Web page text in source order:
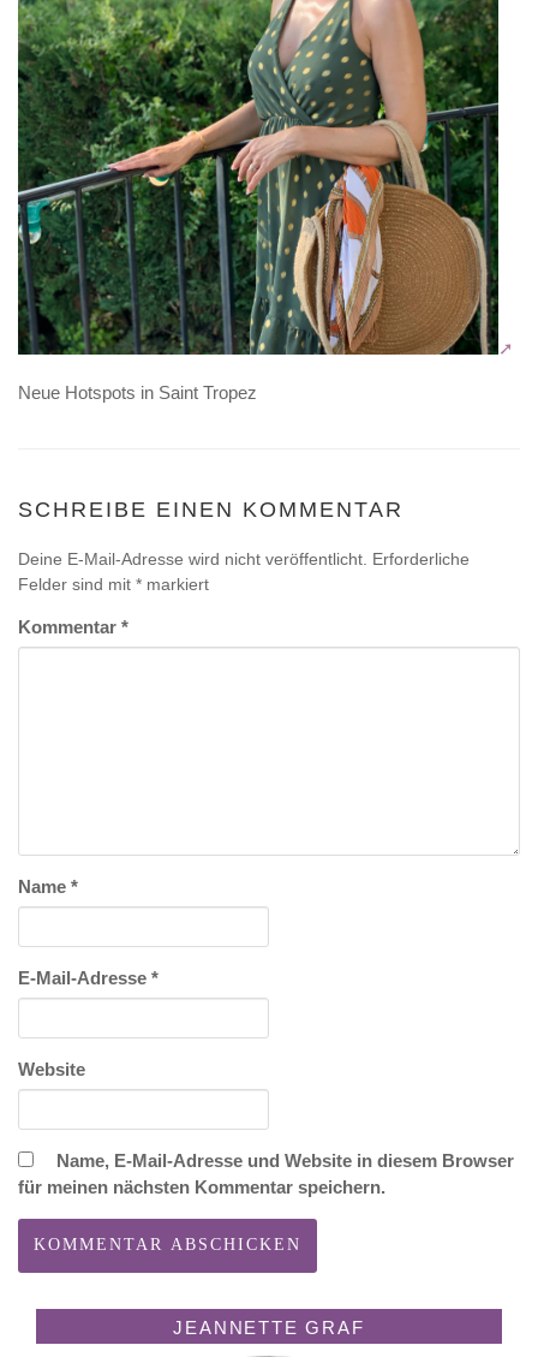
Neue Hotspots in Saint Tropez
SCHREIBE EINEN KOMMENTAR
Deine E-Mail-Adresse wird nicht veröffentlicht. Erforderliche
Felder sind mit * markiert
Kommentar *
Name *
E-Mail-Adresse *
Website
Name, E-Mail-Adresse und Website in diesem Browser
für meinen nächsten Kommentar speichern.
JEANNETTE GRAF